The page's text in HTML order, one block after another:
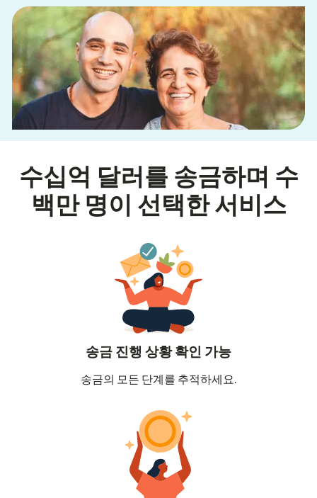
수십억 달러를 송금하며 수
백만 명이 선택한 서비스
송금 진행 상황 확인 가능
송금의 모든 단계를 추적하세요.